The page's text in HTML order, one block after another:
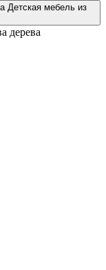
Детская мебель из